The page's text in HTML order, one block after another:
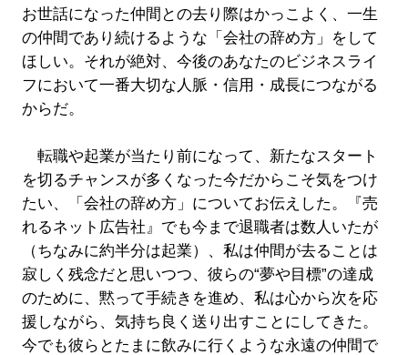
お世話になった仲間との去り際はかっこよく、一生
の仲間であり続けるような「会社の辞め方」をして
ほしい。それが絶対、今後のあなたのビジネスライ
フにおいて一番大切な人脈・信用・成長につながる
からだ。
転職や起業が当たり前になって、新たなスタート
を切るチャンスが多くなった今だからこそ気をつけ
たい、「会社の辞め方」についてお伝えした。『売
れるネット広告社』でも今まで退職者は数人いたが
（ちなみに約半分は起業）、私は仲間が去ることは
寂しく残念だと思いつつ、彼らの“夢や目標”の達成
のために、黙って手続きを進め、私は心から次を応
援しながら、気持ち良く送り出すことにしてきた。
今でも彼らとたまに飲みに行くような永遠の仲間で